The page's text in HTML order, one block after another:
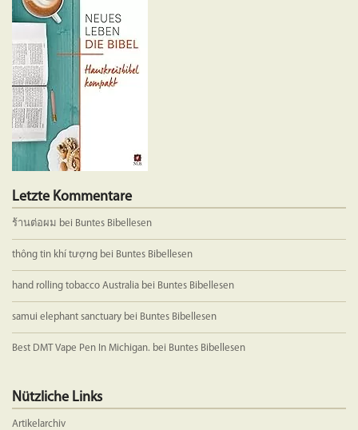
Letzte Kommentare
ร้านต่อผม bei Buntes Bibellesen
thông tin khí tượng bei Buntes Bibellesen
hand rolling tobacco Australia bei Buntes Bibellesen
samui elephant sanctuary bei Buntes Bibellesen
Best DMT Vape Pen In Michigan. bei Buntes Bibellesen
Nützliche Links
Artikelarchiv